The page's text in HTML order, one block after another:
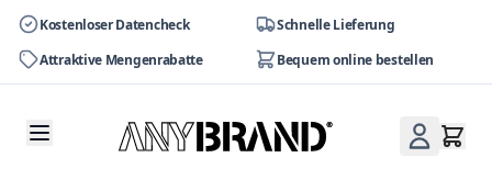
Kostenloser Datencheck
Schnelle Lieferung
Attraktive Mengenrabatte
Bequem online bestellen